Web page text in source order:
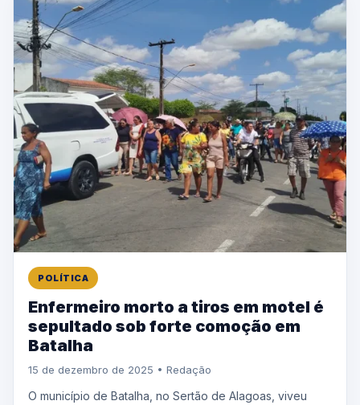
POLÍTICA
Enfermeiro morto a tiros em motel é
sepultado sob forte comoção em
Batalha
15 de dezembro de 2025 • Redação
O município de Batalha, no Sertão de Alagoas, viveu